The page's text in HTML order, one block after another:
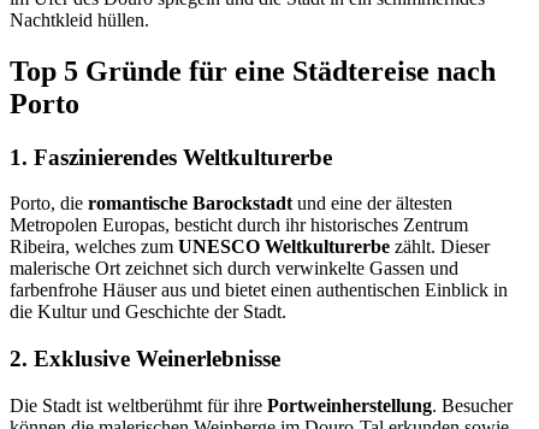
Nachtkleid hüllen.
Top 5 Gründe für eine Städtereise nach
Porto
1. Faszinierendes Weltkulturerbe
Porto, die romantische Barockstadt und eine der ältesten
Metropolen Europas, besticht durch ihr historisches Zentrum
Ribeira, welches zum UNESCO Weltkulturerbe zählt. Dieser
malerische Ort zeichnet sich durch verwinkelte Gassen und
farbenfrohe Häuser aus und bietet einen authentischen Einblick in
die Kultur und Geschichte der Stadt.
2. Exklusive Weinerlebnisse
Die Stadt ist weltberühmt für ihre Portweinherstellung. Besucher